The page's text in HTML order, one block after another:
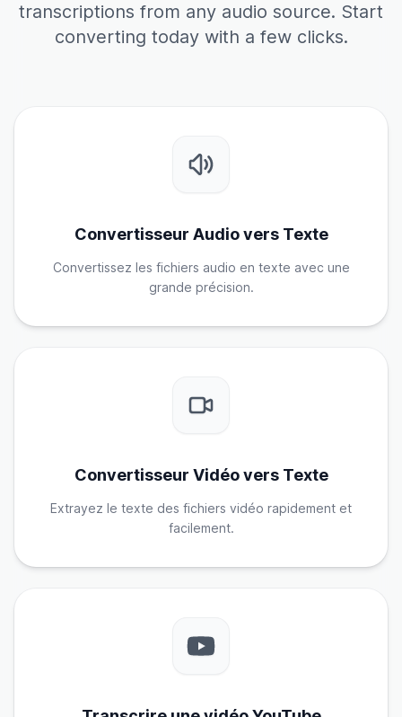
transcriptions from any audio source. Start
converting today with a few clicks.
Convertisseur Audio vers Texte
Convertissez les fichiers audio en texte avec une
grande précision.
Convertisseur Vidéo vers Texte
Extrayez le texte des fichiers vidéo rapidement et
facilement.